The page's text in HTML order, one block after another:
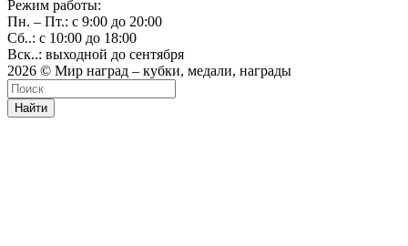
Режим работы:
Пн. – Пт.: с 9:00 до 20:00
Сб..: с 10:00 до 18:00
Вск..: выходной до сентября
2026 © Мир наград – кубки, медали, награды
Найти